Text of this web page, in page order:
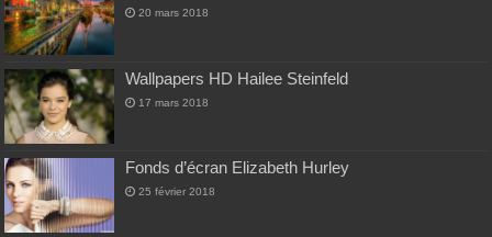
20 mars 2018
Wallpapers HD Hailee Steinfeld
17 mars 2018
Fonds d’écran Elizabeth Hurley
25 février 2018